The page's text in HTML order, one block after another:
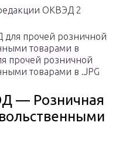
ОКВЭД 2
прочей розничной
товарами в
прочей розничной
товарами в .JPG
— Розничная